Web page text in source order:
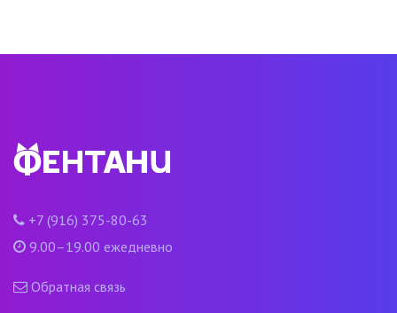
+7 (916) 375-80-63
9.00–19.00 ежедневно
Обратная связь